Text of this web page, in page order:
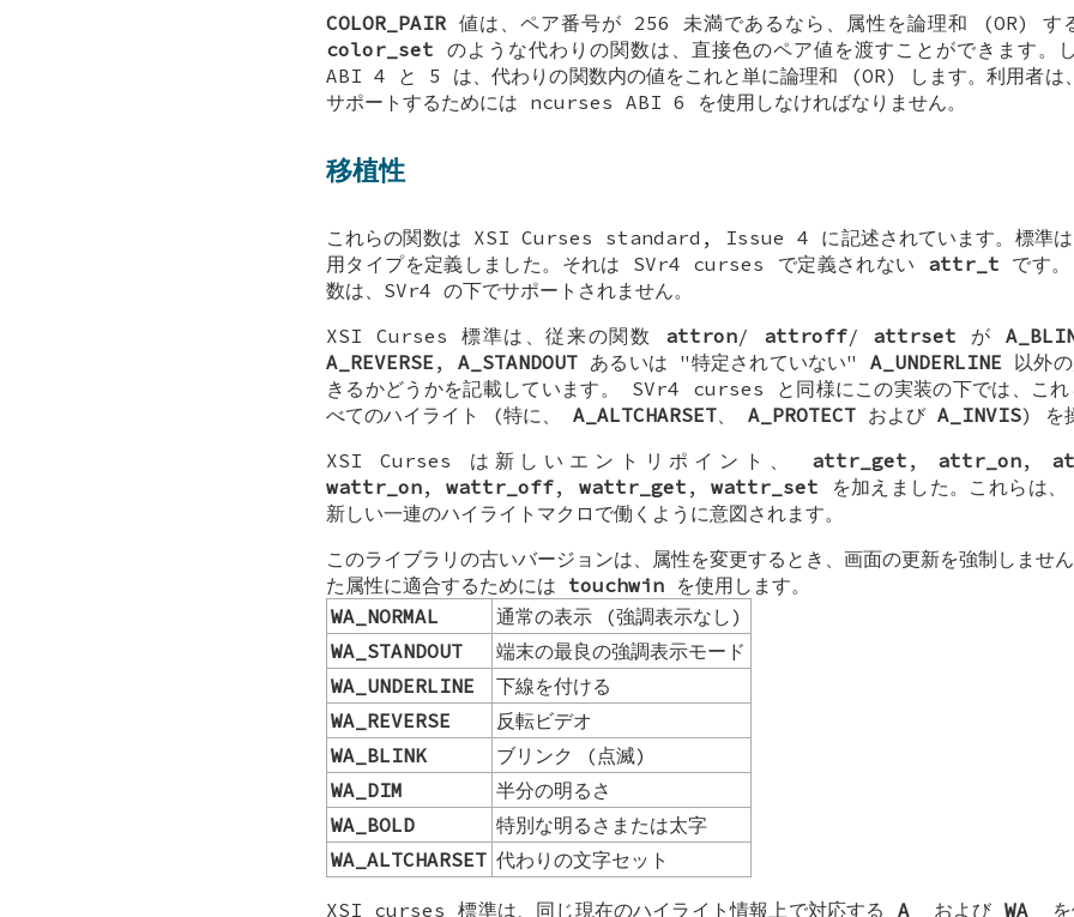
COLOR_PAIR 値は、ペア番号が 256 未満であるなら、属性を論理和 (OR) す
color_set のような代わりの関数は、直接色のペア値を渡すことができます
ABI 4 と 5 は、代わりの関数内の値をこれと単に論理和 (OR) します。利用者は
サポートするためには ncurses ABI 6 を使用しなければなりません。
移植性
これらの関数は XSI Curses standard, Issue 4 に記述されています。標準は
用タイプを定義しました。それは SVr4 curses で定義されない attr_t です
数は、SVr4 の下でサポートされません。
XSI Curses 標準は、従来の関数 attron/ attroff/ attrset が
A_REVERSE ,A_STANDOUT あるいは "特定されていない"A_UNDERLINE 以外
きるかどうかを記載しています。 SVr4 curses と同様にこの実装の下では、これ
べてのハイライト (特に、 A_ALTCHARSET、 A_PROTECT および A_INVIS) を
XSI Curses は新しいエントリポイント、 attr_get , attr_on,
wattr_on,wattr_off, wattr_get ,wattr_set を加えました。これらは
新しい一連のハイライトマクロで働くように意図されます。
このライブラリの古いバージョンは、属性を変更するとき、画面の更新を強制しませ
た属性に適合するためには touchwin を使用します。
WA_NORMAL
通常の表示 (強調表示なし)
WA_STANDOUT
端末の最良の強調表示モード
WA_UNDERLINE
下線を付ける
WA_REVERSE
反転ビデオ
WA_BLINK
ブリンク (点滅)
WA_DIM
半分の明るさ
WA_BOLD
特別な明るさまたは太字
WA_ALTCHARSET 代わりの文字セット
XSI curses 標準は、同じ現在のハイライト情報上で対応する A_ および WA_